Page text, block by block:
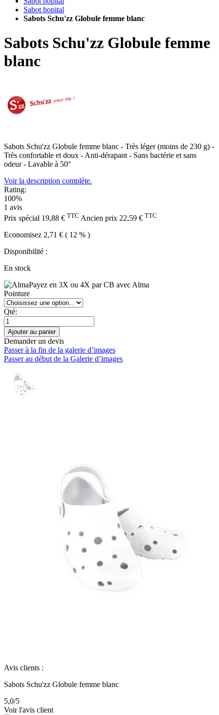
Sabot hopital
Sabots Schu'zz Globule femme blanc
Sabots Schu'zz Globule femme
blanc
Sabots Schu'zz Globule femme blanc - Très léger (moins de 230 g) -
Très confortable et doux - Anti-dérapant - Sans bactérie et sans
odeur - Lavable à 50°
Voir la description complète.
Rating:
100%
1 avis
Prix spécial 19,88 € TTC Ancien prix 22,59 € TTC
Economisez 2,71 € ( 12 % )
Disponibilité :
En stock
Payez en 3X ou 4X par CB avec Alma
Pointure
Qté:
Ajouter au panier
Demander un devis
Passer à la fin de la galerie d’images
Passer au début de la Galerie d’images
Avis clients :
Sabots Schu'zz Globule femme blanc
5,0/5
Voir l'avis client